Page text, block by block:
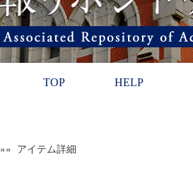
TOP HELP
»» アイテム詳細